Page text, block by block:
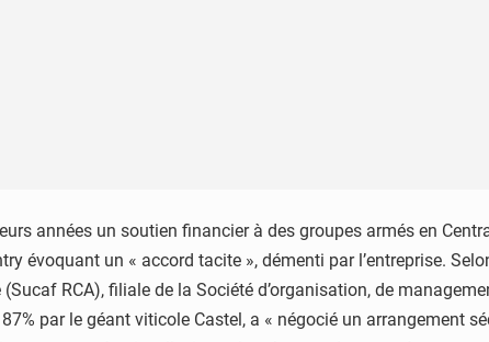
années un soutien financier à des groupes armés en
évoquant un « accord tacite », démenti par l’entreprise.
RCA), filiale de la Société d’organisation, de
par le géant viticole Castel, a « négocié un arrangement